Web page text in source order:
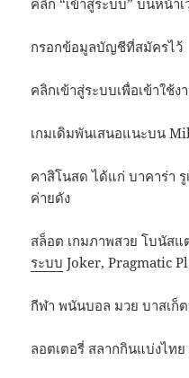
คลิก “เข้าสู่ระบบ” บนหน้า
กรอกข้อมูลบัญชีที่สมัครไว้
คลิกเข้าสู่ระบบเพื่อเข้าใช้ง
เกมเดิมพันเสนอแนะบน
คาสิโนสด ได้แก่ บาคาร่า
ค่ายดัง
สล็อต เกมภาพสวย โบนัสแ
ระบบ Joker, Pragmatic
กีฬา พนันบอล มวย บาสเ
ลอตเตอรี่ สลากกินแบ่งไท